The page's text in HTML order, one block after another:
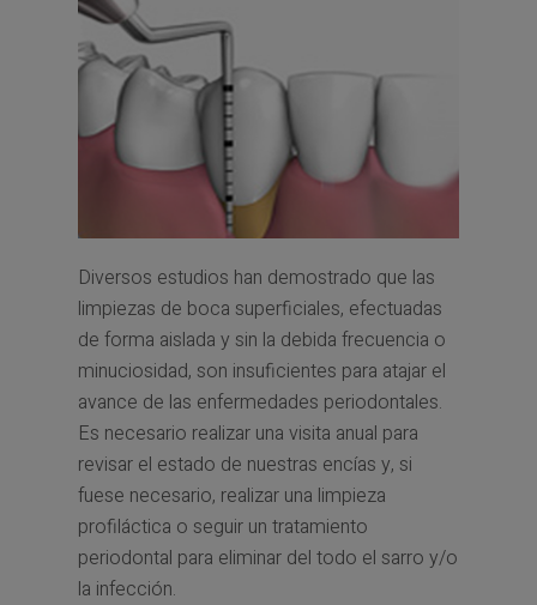
Diversos estudios han demostrado que las
limpiezas de boca superficiales, efectuadas
de forma aislada y sin la debida frecuencia o
minuciosidad, son insuficientes para atajar el
avance de las enfermedades periodontales.
Es necesario realizar una visita anual para
revisar el estado de nuestras encías y, si
fuese necesario, realizar una limpieza
profiláctica o seguir un tratamiento
periodontal para eliminar del todo el sarro y/o
la infección.